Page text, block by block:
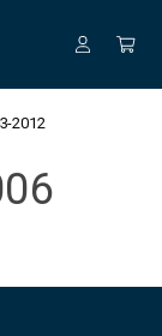
2012